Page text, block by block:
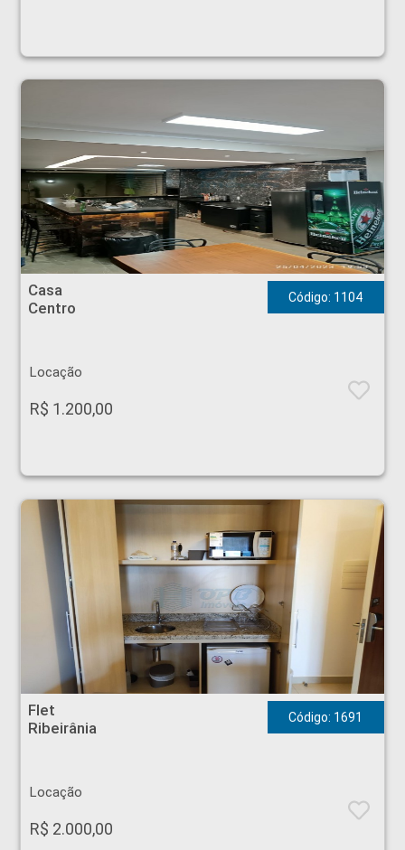
Casa - Centro - Brodowski
Casa
Centro
Código: 1104
Locação
R$ 1.200,00
Flet - Ribeirânia - Ribeirão Preto
Flet
Ribeirânia
Código: 1691
Locação
R$ 2.000,00